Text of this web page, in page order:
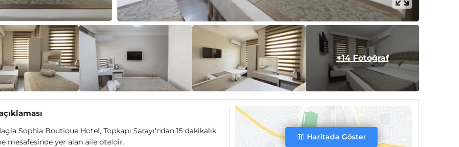
+14 Fotoğraf
Sophia Boutique Hotel, Topkapı Sarayı'ndan 15 dakikalık
mesafesinde yer alan aile oteldir.
Haritada Göster